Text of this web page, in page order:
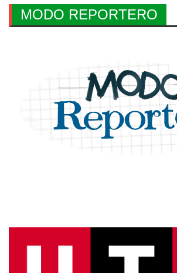
MODO REPORTERO